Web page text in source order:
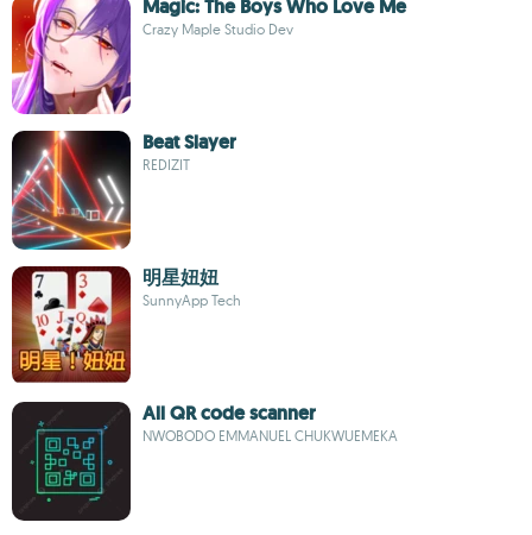
Magic: The Boys Who Love Me
Crazy Maple Studio Dev
Beat Slayer
REDIZIT
明星妞妞
SunnyApp Tech
All QR code scanner
NWOBODO EMMANUEL CHUKWUEMEKA